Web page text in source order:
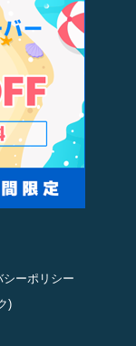
シーポリシー
)